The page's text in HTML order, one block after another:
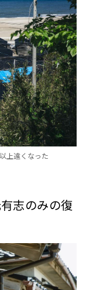
上遠くなった
志のみの復